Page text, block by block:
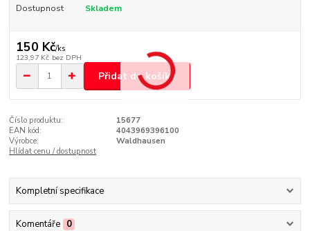
Dostupnost Skladem
150 Kč/ks
123,97 Kč bez DPH
Přidat do košíku
Číslo produktu:
15677
EAN kód:
4043969396100
Výrobce:
Waldhausen
Hlídat cenu / dostupnost
Kompletní specifikace
Komentáře 0